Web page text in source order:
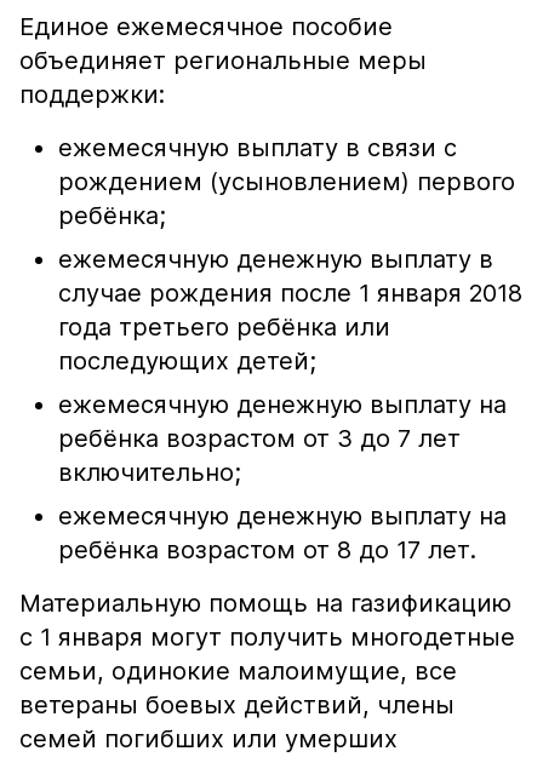
Единое ежемесячное пособие
объединяет региональные меры
поддержки:
ежемесячную выплату в связи с
рождением (усыновлением) первого
ребёнка;
ежемесячную денежную выплату в
случае рождения после 1 января 2018
года третьего ребёнка или
последующих детей;
ежемесячную денежную выплату на
ребёнка возрастом от 3 до 7 лет
включительно;
ежемесячную денежную выплату на
ребёнка возрастом от 8 до 17 лет.
Материальную помощь на газификацию
с 1 января могут получить многодетные
семьи, одинокие малоимущие, все
ветераны боевых действий, члены
семей погибших или умерших